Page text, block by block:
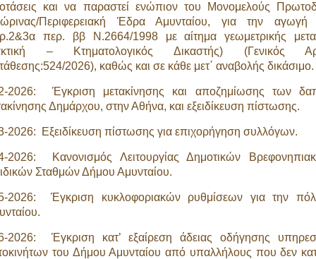
και να παραστεί ενώπιον του Μονομελούς
Περιφερειακή Έδρα Αμυνταίου, για την αγωγή
περ. ββ Ν.2664/1998 με αίτημα γεωμετρικής
– Κτηματολογικός Δικαστής) (Γενικός
2026), καθώς και σε κάθε μετ΄ αναβολής δικάσιμο.
2026: Έγκριση μετακίνησης και αποζημίωσης των
Δημάρχου, στην Αθήνα, και εξειδίκευση πίστωσης.
2026: Εξειδίκευση πίστωσης για επιχορήγηση συλλόγων.
2026: Κανονισμός Λειτουργίας Δημοτικών
Σταθμών Δήμου Αμυνταίου.
2026: Έγκριση κυκλοφοριακών ρυθμίσεων για την
2026: Έγκριση κατ’ εξαίρεση άδειας οδήγησης
του Δήμου Αμυνταίου από υπαλλήλους που δεν